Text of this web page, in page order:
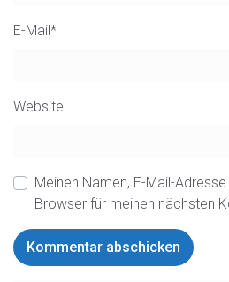
E-Mail*
Website
Meinen Namen, E-Mail-
Browser für meinen nächsten